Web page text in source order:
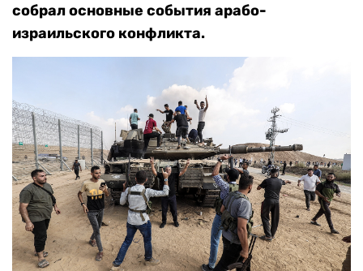
собрал основные события арабо-
израильского конфликта.